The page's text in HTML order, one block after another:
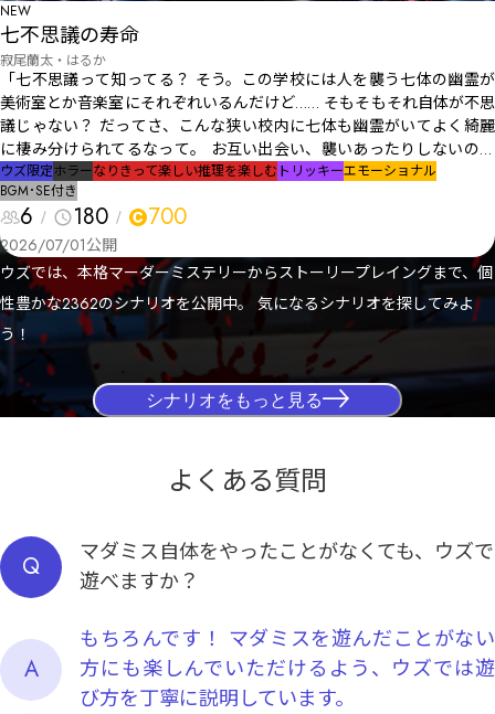
NEW
七不思議の寿命
寂尾蘭太・はるか
「七不思議って知ってる？ そう。この学校には人を襲う七体の幽霊が
美術室とか音楽室にそれぞれいるんだけど…… そもそもそれ自体が不思
議じゃない？ だってさ、こんな狭い校内に七体も幽霊がいてよく綺麗
に棲み分けられてるなって。 お互い出会い、襲いあったりしないのか
なって疑問に思わない？ でもね、どうやら七不思議の一体も同じこと
を考えたみたいで「一度全員で一ヶ所に集合してみないか」って提案し
たらしいのよ。 目的は「七不思議同盟」を結ぶこと。要は友達になっ
てお互いに孤独を解消しようって話で、結果六体が集合することにした
んだって。いい話でしょ？ ……ここまではね。 でもね、この話にはま
だ続きがあって…… 集合した六体は、幽霊のくせに驚いたんだ！ だっ
てね……ふふ……六体とも本当は……」
ウズ限定ホラーなりきって楽しい推理を楽しむ トリッキーエモーショナル
BGM･SE付き
6 180 700
2026/07/01公開
ウズでは、本格マーダーミステリーからストーリープレイングまで、個
性豊かな2362のシナリオを公開中。 気になるシナリオを探してみよ
う！
シナリオをもっと見る
よくある質問
Q
マダミス自体をやったことがなくても、ウズで
遊べますか？
A
もちろんです！ マダミスを遊んだことがない
方にも楽しんでいただけるよう、ウズでは遊
び方を丁寧に説明しています。